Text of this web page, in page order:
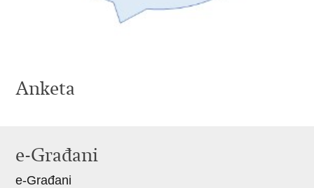
Anketa
e-Građani
e-Građani